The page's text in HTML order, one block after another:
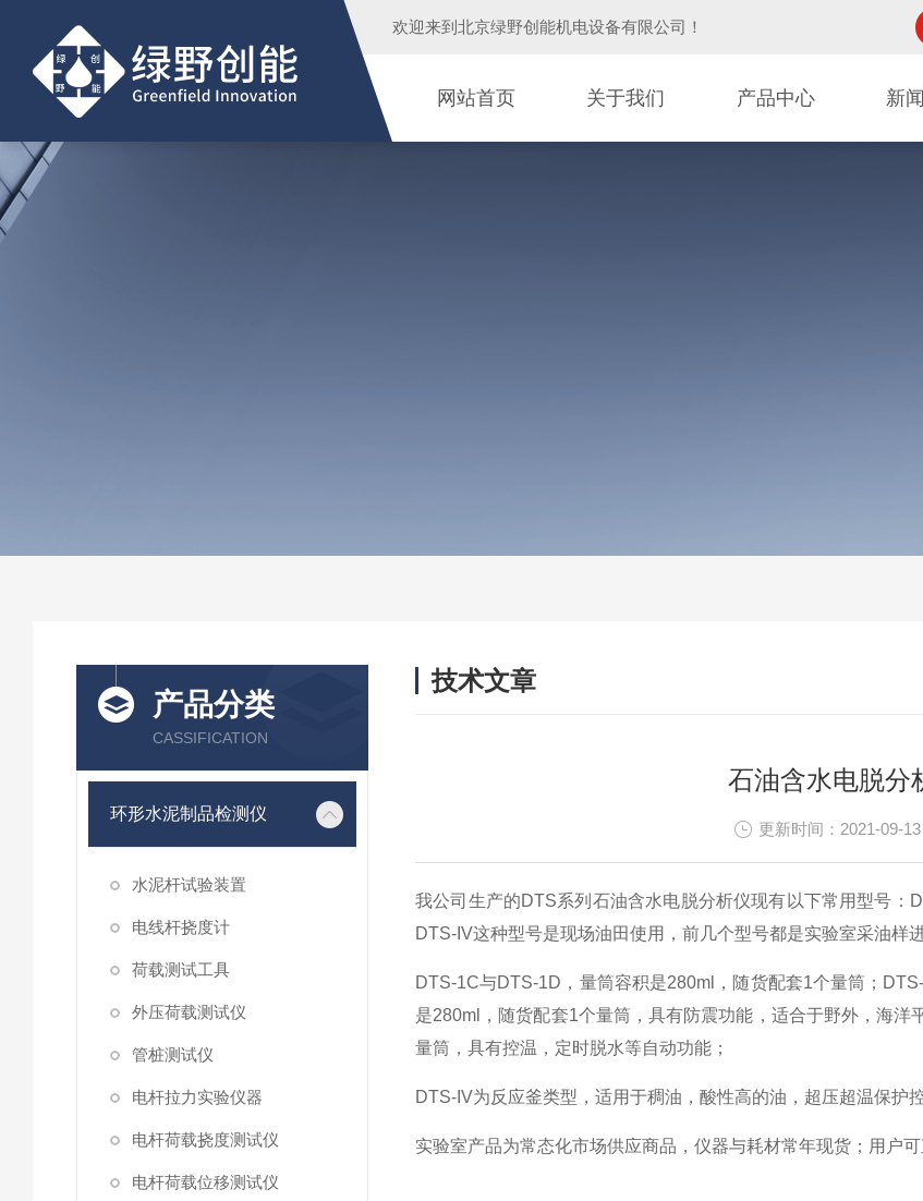
欢迎来到 北京绿野创能机电设备有限公司 ！
网站首页 关于我们 产品中心 新
产品分类
CASSIFICATION
环形水泥制品检测仪
水泥杆试验装置
电线杆挠度计
荷载测试工具
外压荷载测试仪
管桩测试仪
电杆拉力实验仪器
电杆荷载挠度测试仪
电杆荷载位移测试仪
技术文章
石油含水电脱分
更新时间：2021-09-
我公司生产的DTS系列石油含水电脱分析仪现有以下常用型号：
DTS-IV这种型号是现场油田使用，前几个型号都是实验室采油样
DTS-1C与DTS-1D，量筒容积是280ml，随货配套1个量筒；
是280ml，随货配套1个量筒，具有防震功能，适合于野外，海
量筒，具有控温，定时脱水等自动功能；
DTS-IV为反应釜类型，适用于稠油，酸性高的油，超压超温保护控
实验室产品为常态化市场供应商品，仪器与耗材常年现货；用户可